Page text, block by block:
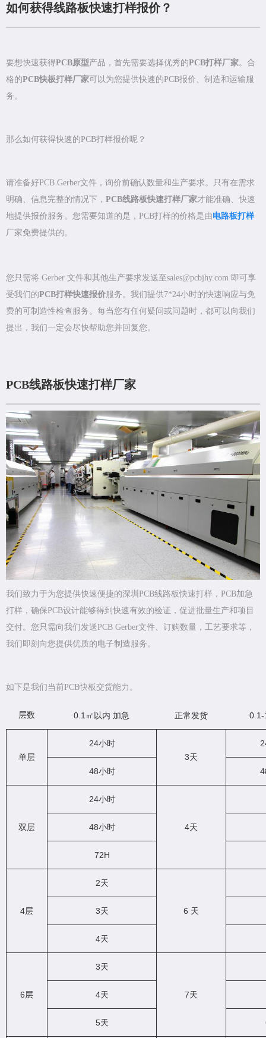
如何获得线路板快速打样报价？
要想快速获得PCB原型产品，首先需要选择优秀的PCB打样厂家。合
格的PCB快板打样厂家可以为您提供快速的PCB报价、制造和运输服
务。
那么如何获得快速的PCB打样报价呢？
请准备好PCB Gerber文件，询价前确认数量和生产要求。只有在需求
明确、信息完整的情况下， PCB线路板快速打样厂家才能准确、快速
地提供报价服务。您需要知道的是，PCB打样的价格是由电路板打样
厂家免费提供的。
您只需将 Gerber 文件和其他生产要求发送至sales@pcbjhy.com 即可享
受我们的PCB打样快速报价服务。我们提供7*24小时的快速响应与免
费的可制造性检查服务。每当您有任何疑问或问题时，都可以向我们
提出，我们一定会尽快帮助您并回复您。
PCB线路板快速打样厂家
我们致力于为您提供快速便捷的深圳PCB线路板快速打样，PCB加急
打样，确保PCB设计能够得到快速有效的验证，促进批量生产和项目
交付。您只需向我们发送PCB Gerber文件、订购数量，工艺要求等，
我们即刻向您提供优质的电子制造服务。
如下是我们当前PCB快板交货能力。
层数 0.1㎡以内 加急 正常发货 0.1-
单层
24小时
3天
48小时
双层
24小时
4天
48小时
72H
4层
2天
6 天
3天
4天
6层
3天
7天
4天
5天